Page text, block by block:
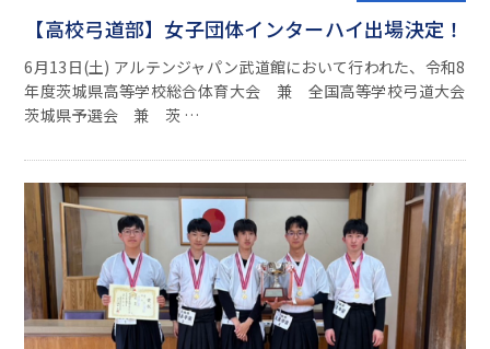
【高校弓道部】女子団体インターハイ出場決定！
6月13日(土) アルテンジャパン武道館において行われた、令和8
年度茨城県高等学校総合体育大会 兼 全国高等学校弓道大会
茨城県予選会 兼 茨 …